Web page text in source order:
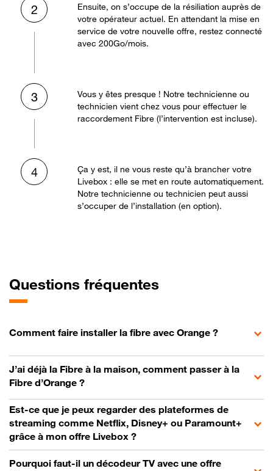
2
Ensuite, on s’occupe de la résiliation auprès de
votre opérateur actuel. En attendant la mise en
service de votre nouvelle offre, restez connecté
avec 200Go/mois.
3
Vous y êtes presque ! Notre technicienne ou
technicien vient chez vous pour effectuer le
raccordement Fibre (l’intervention est incluse).
4
Ça y est, il ne vous reste qu’à brancher votre
Livebox : elle se met en route automatiquement.
Notre technicienne ou technicien peut aussi
s’occuper de l’installation (en option).
Questions fréquentes
Comment faire installer la fibre avec Orange ?
J’ai déjà la Fibre à la maison, comment passer à la
Fibre d’Orange ?
Est-ce que je peux regarder des plateformes de
streaming comme Netflix, Disney+ ou Paramount+
grâce à mon offre Livebox ?
Pourquoi faut-il un décodeur TV avec une offre